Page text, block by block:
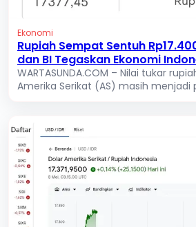
Ekonomi
Rupiah Sempat Sentuh
dan BI Tegaskan Ekonomi
WARTASUNDA.COM – Nilai tukar
Amerika Serikat (AS) masih menjadi